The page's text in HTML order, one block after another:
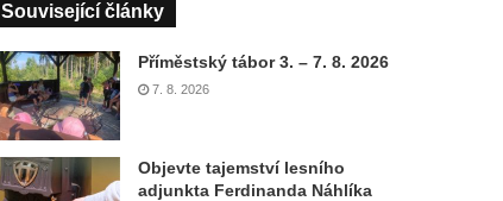
Související články
Příměstský tábor 3. – 7. 8. 2026
7. 8. 2026
Objevte tajemství lesního
adjunkta Ferdinanda Náhlíka